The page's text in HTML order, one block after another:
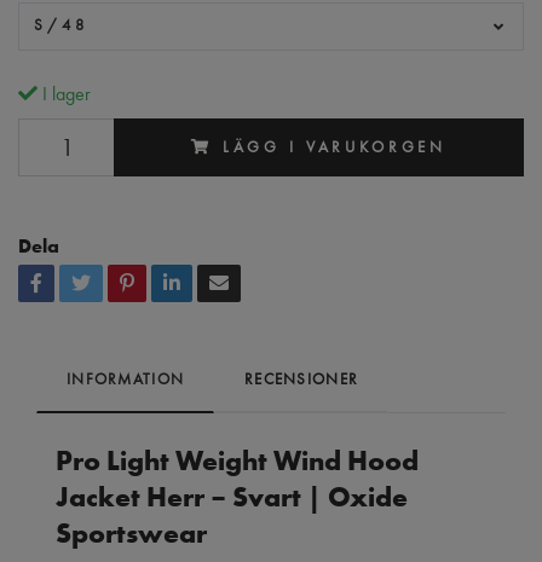
S/48
I lager
LÄGG I VARUKORGEN
Dela
INFORMATION RECENSIONER
Pro Light Weight Wind Hood
Jacket Herr – Svart | Oxide
Sportswear